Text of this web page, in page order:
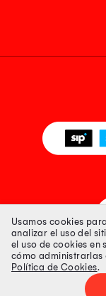
Usamos cookies
analizar el uso del
el uso de cookies en
cómo administrarlas
Política de Cookies.